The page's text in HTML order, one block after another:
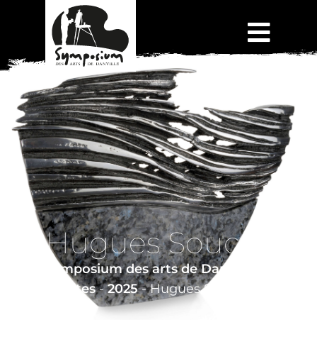
Hugues Soucy
Symposium des arts de Danville
Artistes-2025-Hugues Soucy